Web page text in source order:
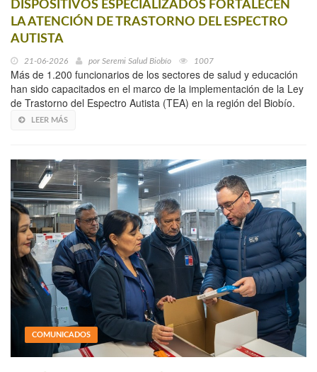
DISPOSITIVOS ESPECIALIZADOS FORTALECEN
LA ATENCIÓN DE TRASTORNO DEL ESPECTRO
AUTISTA
21-06-2026 por Seremi Salud Biobío 1007
Más de 1.200 funcionarios de los sectores de salud y educación
han sido capacitados en el marco de la implementación de la Ley
de Trastorno del Espectro Autista (TEA) en la región del Biobío.
LEER MÁS
COMUNICADOS